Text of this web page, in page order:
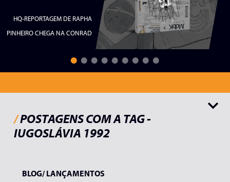
HQ-REPORTAGEM DE RAPHA
PINHEIRO CHEGA NA CONRAD
/POSTAGENS COM A TAG -
IUGOSLÁVIA 1992
BLOG/LANÇAMENTOS